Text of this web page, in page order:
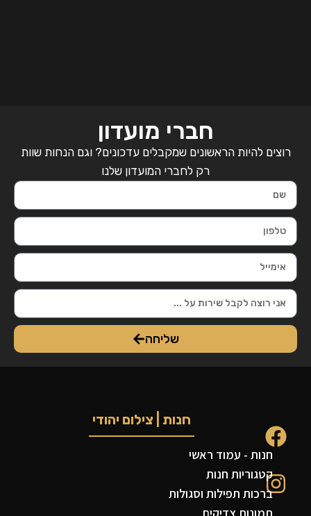
חברי מועדון
רוצים להיות הראשונים שמקבלים עדכונים? וגם הנחות שוות
רק לחברי המועדון שלנו
שליחה
חנות | צילום יהודי
חנות - עמוד ראשי
קטגוריות חנות
ברכות תפילות וסגולות
תמונות צדיקים